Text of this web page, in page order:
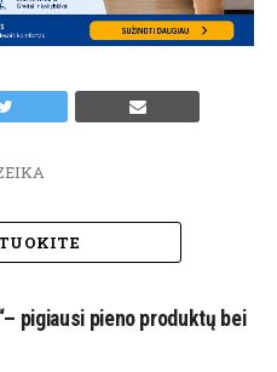
pigiausi pieno produktų bei